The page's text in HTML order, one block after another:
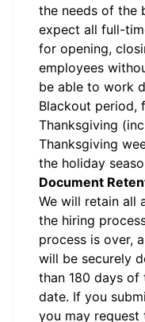
the needs of the
expect all full-
for opening,
employees
be able to work
Blackout period,
Thanksgiving
Thanksgiving
the holiday
Document
We will retain all
the hiring
process is over,
will be securely
than 180 days of
date. If you
you may request